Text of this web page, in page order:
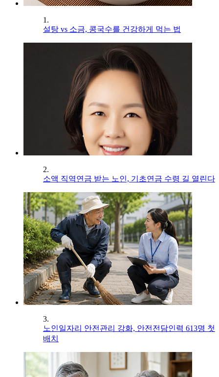
1.
설탕 vs 소금, 콩국수를 건강하게 먹는 법
2.
소액 직역연금 받는 노인, 기초연금 수령 길 열린다
3.
노인일자리 안전관리 강화, 안전전담인력 613명 첫
배치